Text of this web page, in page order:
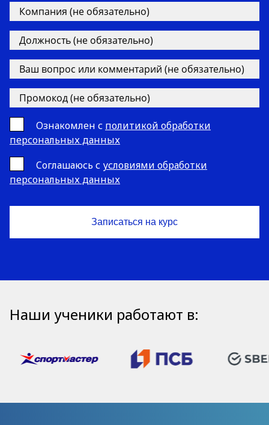
Ознакомлен с политикой обработки
персональных данных
Cоглашаюсь с условиями обработки
персональных данных
Наши ученики работают в: